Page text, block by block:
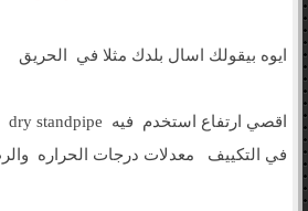
ايوه بيقولك اسال بلدك مثلا في الحريق
اقصي ارتفاع استخدم فيه dry standpipe اسال بلدك
في التكييف معدلات درجات الحراره